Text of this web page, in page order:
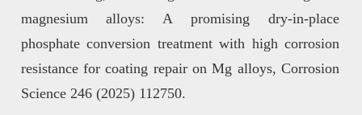
magnesium alloys: A promising dry-in-place
phosphate conversion treatment with high corrosion
resistance for coating repair on Mg alloys, Corrosion
Science 246 (2025) 112750.